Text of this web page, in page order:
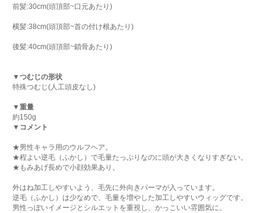
前髪:30cm(頭頂部~口元あたり)
横髪:38cm(頭頂部~首の付け根あたり)
後髪:40cm(頭頂部~鎖骨あたり)
▼つむじの形状
特殊つむじ(人工頭皮なし)
▼重量
約150g
▼コメント
★男性キャラ用のウルフヘア。
★程よい逆毛（ふかし）で毛量たっぷりなのに頭が大きくなりすぎない。
★もみあげ長めで小顔効果あり。
外はね加工しやすいよう、毛先に外向きパーマが入っています。
逆毛（ふかし）は少なめで、毛量を増やした加工しやすいウィッグです。
男性っぽいイメージとシルエットを重視し、かっこいい雰囲気に。